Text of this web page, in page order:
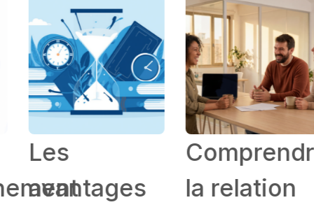
Les
avantages
Comprendre
la relation